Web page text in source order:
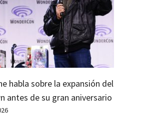
habla sobre la expansión del
antes de su gran aniversario